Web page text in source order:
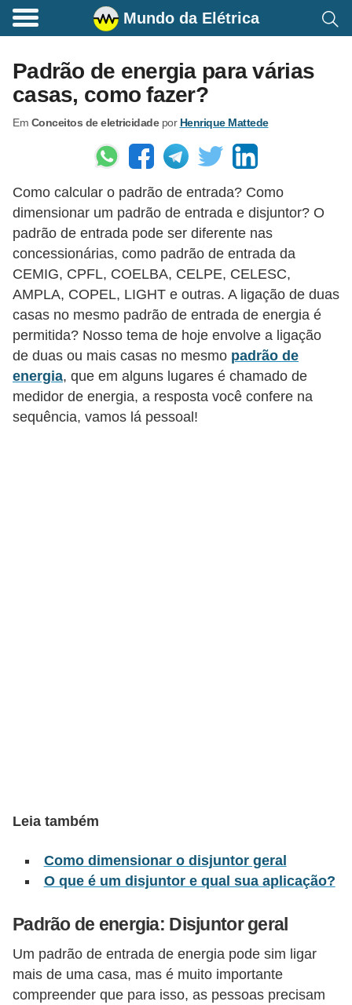
Mundo da Elétrica
Padrão de energia para várias
casas, como fazer?
Em Conceitos de eletricidadepor Henrique Mattede
Como calcular o padrão de entrada? Como
dimensionar um padrão de entrada e disjuntor? O
padrão de entrada pode ser diferente nas
concessionárias, como padrão de entrada da
CEMIG, CPFL, COELBA, CELPE, CELESC,
AMPLA, COPEL, LIGHT e outras. A ligação de duas
casas no mesmo padrão de entrada de energia é
permitida? Nosso tema de hoje envolve a ligação
de duas ou mais casas no mesmo padrão de
energia, que em alguns lugares é chamado de
medidor de energia, a resposta você confere na
sequência, vamos lá pessoal!
Leia também
Como dimensionar o disjuntor geral
O que é um disjuntor e qual sua aplicação?
Padrão de energia: Disjuntor geral
Um padrão de entrada de energia pode sim ligar
mais de uma casa, mas é muito importante
compreender que para isso, as pessoas precisam
C
m
a
n
s
E
é
t
r
i
c
o
s
i
C
n
c